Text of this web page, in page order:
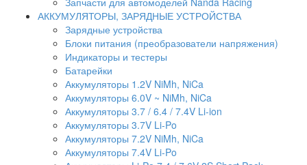
АККУМУЛЯТОРЫ, ЗАРЯДНЫЕ УСТРОЙСТВА
Зарядные устройства
Блоки питания (преобразователи напряжения)
Индикаторы и тестеры
Батарейки
Аккумуляторы 1.2V NiMh, NiCa
Аккумуляторы 6.0V ~ NiMh, NiCa
Аккумуляторы 3.7 / 6.4 / 7.4V Li-ion
Аккумуляторы 3.7V Li-Po
Аккумуляторы 7.2V NiMh, NiCa
Аккумуляторы 7.4V Li-Po